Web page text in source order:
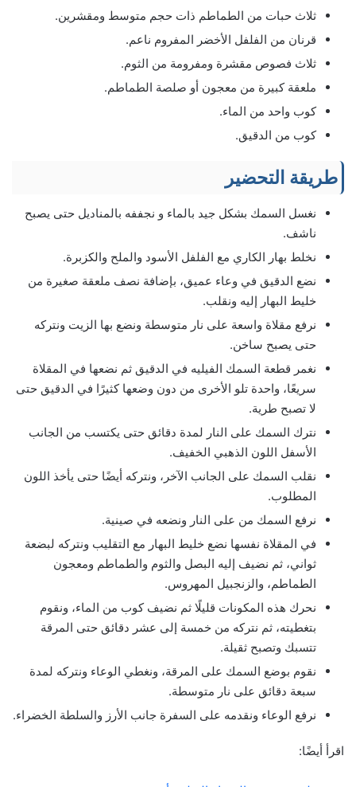
ثلاث حبات من الطماطم ذات حجم متوسط ومقشرين.
قرنان من الفلفل الأخضر المفروم ناعم.
ثلاث فصوص مقشرة ومفرومة من الثوم.
ملعقة كبيرة من معجون أو صلصة الطماطم.
كوب واحد من الماء.
كوب من الدقيق.
طريقة التحضير
نغسل السمك بشكل جيد بالماء و نجففه بالمناديل حتى يصبح
ناشف.
نخلط بهار الكاري مع الفلفل الأسود والملح والكزبرة.
نضع الدقيق في وعاء عميق، بإضافة نصف ملعقة صغيرة من
خليط البهار إليه ونقلب.
نرفع مقلاة واسعة على نار متوسطة ونضع بها الزيت ونتركه
حتى يصبح ساخن.
نغمر قطعة السمك الفيليه في الدقيق ثم نضعها في المقلاة
سريعًا، واحدة تلو الأخرى من دون وضعها كثيرًا في الدقيق حتى
لا تصبح طرية.
نترك السمك على النار لمدة دقائق حتى يكتسب من الجانب
الأسفل اللون الذهبي الخفيف.
نقلب السمك على الجانب الآخر، ونتركه أيضًا حتى يأخذ اللون
المطلوب.
نرفع السمك من على النار ونضعه في صينية.
في المقلاة نفسها نضع خليط البهار مع التقليب ونتركه لبضعة
ثواني، ثم نضيف إليه البصل والثوم والطماطم ومعجون
الطماطم، والزنجبيل المهروس.
نحرك هذه المكونات قليلًا ثم نضيف كوب من الماء، ونقوم
بتغطيته، ثم نتركه من خمسة إلى عشر دقائق حتى المرقة
تتسبك وتصبح ثقيلة.
نقوم بوضع السمك على المرقة، ونغطي الوعاء ونتركه لمدة
سبعة دقائق على نار متوسطة.
نرفع الوعاء ونقدمه على السفرة جانب الأرز والسلطة الخضراء.
اقرأ أيضًا: